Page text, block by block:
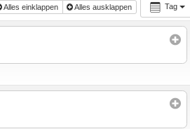
Tag
Alles einklappen Alles ausklappen